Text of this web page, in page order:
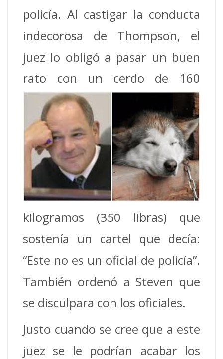
policía. Al castigar la conducta
indecorosa de Thompson, el
juez lo obligó a pasar un buen
rato con un cerdo de 160
kilogramos (350 libras) que
sostenía un cartel que decía:
“Este no es un oficial de policía”.
También ordenó a Steven que
se disculpara con los oficiales.
Justo cuando se cree que a este
juez se le podrían acabar los